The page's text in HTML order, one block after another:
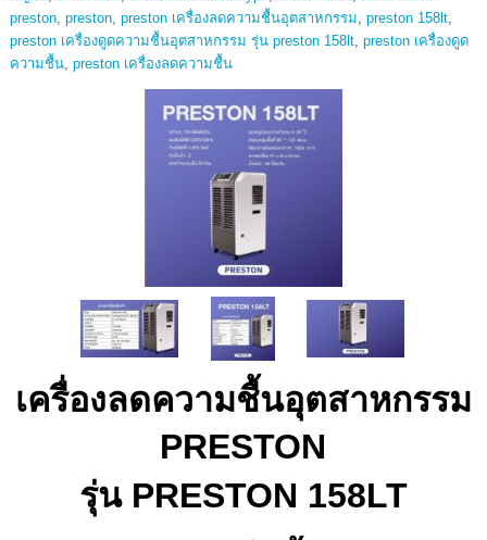
preston, preston, preston เครื่องลดความชื้นอุตสาหกรรม, preston 158lt,
preston เครื่องดูดความชื้นอุตสาหกรรม รุ่น preston 158lt, preston เครื่องดูด
ความชื้น, preston เครื่องลดความชื้น
เครื่องลดความชื้นอุตสาหกรรม
PRESTON
รุ่น PRESTON 158LT